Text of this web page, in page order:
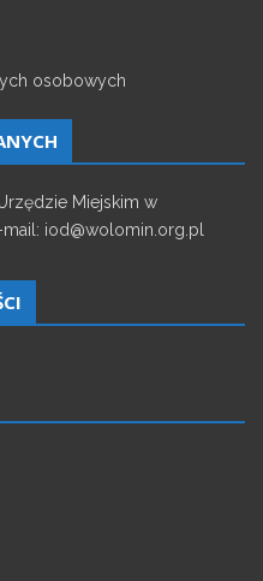
osobowych
Miejskim w
mail: iod@wolomin.org.pl